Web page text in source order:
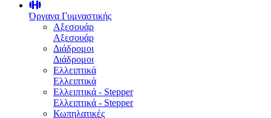
Όργανα Γυμναστικής
Αξεσουάρ
Αξεσουάρ
Διάδρομοι
Διάδρομοι
Ελλειπτικά
Ελλειπτικά
Ελλειπτικά - Stepper
Ελλειπτικά - Stepper
Κωπηλατικές